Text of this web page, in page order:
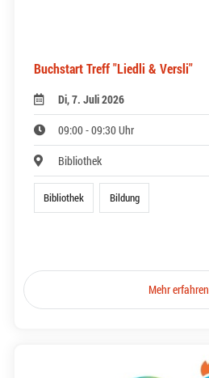
Buchstart Treff "Liedli & Versli"
Di, 7. Juli 2026
09:00 - 09:30 Uhr
Bibliothek
Bibliothek Bildung
Mehr erfahren